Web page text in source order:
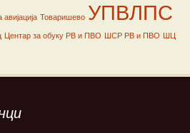
Товаришево УПВЛПС
Центар за обуку РВ и ПВО ШСР РВ и ПВО